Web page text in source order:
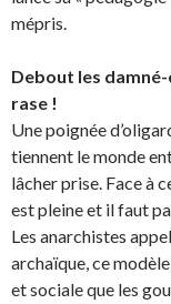
mépris.
Debout les
rase !
Une poignée
tiennent le monde
lâcher prise. Face à
est pleine et il faut
Les anarchistes
archaïque, ce
et sociale que les